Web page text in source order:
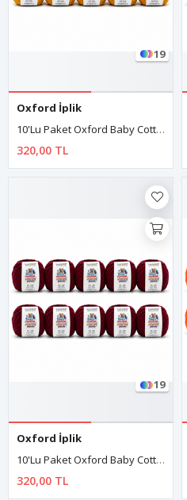
19
Oxford İplik
10'lu Paket Oxford Baby Cotton Amigurumi Punch 50gr/150m No:060 Hardal Sarısı
320,00 TL
19
Oxford İplik
10'lu Paket Oxford Baby Cotton Amigurumi Punch 50gr/150m No:080 Bordo
320,00 TL